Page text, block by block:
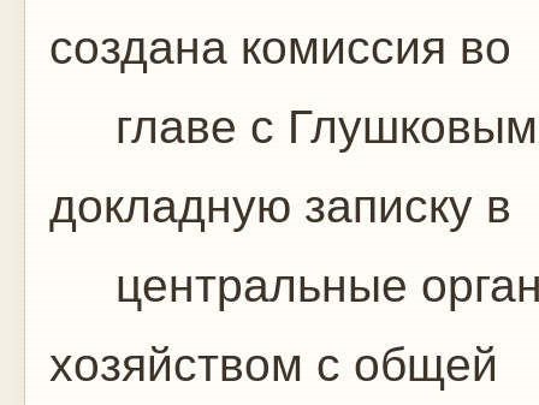
создана комиссия во
главе с
докладную записку в
центральные
хозяйством с общей